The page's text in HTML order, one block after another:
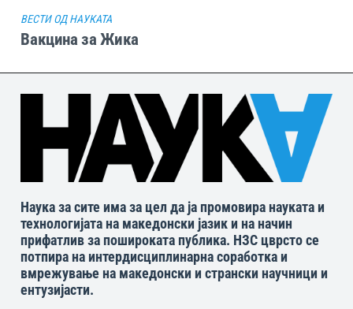
ВЕСТИ ОД НАУКАТА
Вакцина за Жика
Наука за сите има за цел да ја промовира науката и
технологијата на македонски јазик и на начин
прифатлив за пошироката публика. НЗС цврсто се
потпира на интердисциплинарна соработка и
вмрежување на македонски и странски научници и
ентузијасти.